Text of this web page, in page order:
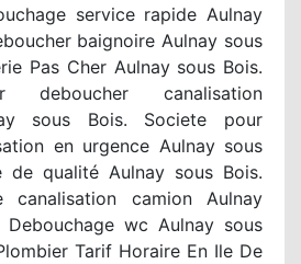
service rapide Aulnay
baignoire Aulnay sous
Pas Cher Aulnay sous Bois.
deboucher canalisation
sous Bois. Societe pour
en urgence Aulnay sous
de qualité Aulnay sous Bois.
canalisation camion Aulnay
wc Aulnay sous
Tarif Horaire En Ile De